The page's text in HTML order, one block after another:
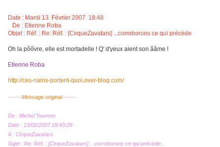
Date : Mardi 13. Février 2007 18:48
De : Etienne Roba
Objet : Réf. : Re: Réf. : [CirqueZavatars] ...corroborons ce qui précède
Oh la pôôvre, elle est mortadelle ! Q' d'yeux aient son ââme !
Etienne Roba
http://ces-nains-portent-quoi.over-blog.com/
-------Message original-------
De : Michel Tournon
Date : 13/02/2007 18:43:29
A : CirqueZavatars
Sujet : Re: Réf. : [CirqueZavatars] ...corroborons ce qui précède...